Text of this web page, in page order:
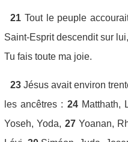
21 Tout le peuple
Saint-Esprit descendit sur
Tu fais toute ma joie.
23 Jésus avait environ
les ancêtres : 24 Matthath,
Yoseh, Yoda, 27 Yoanan,